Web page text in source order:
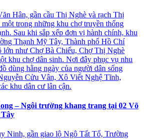
Hân, gần cầu Thị Nghè và rạch Thị
trong những khu chợ truyền thống
Sau khi sắp xếp đơn vị hành chính, khu
Thạnh Mỹ Tây, Thành phố Hồ Chí
như Chợ Bà Chiểu, Chợ Thị Nghè
khu chợ dân sinh. Nơi đây phục vụ nhu
dùng hằng ngày của người dân sống
Cửu Vân, Xô Viết Nghệ Tĩnh,
khu dân cư lân cận.
– Ngôi trường khang trang tại 02 Võ
Ninh, gần giao lộ Ngô Tất Tố, Trường